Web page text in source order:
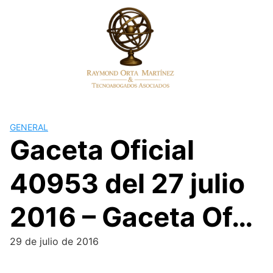
GENERAL
Gaceta Oficial
40953 del 27 julio
2016 – Gaceta Of…
29 de julio de 2016